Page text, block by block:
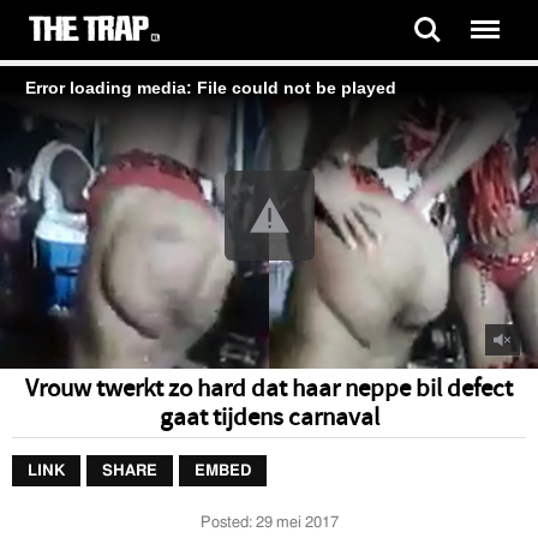
Error loading media: File could not be played
Vrouw twerkt zo hard dat haar neppe bil defect
gaat tijdens carnaval
LINK SHARE EMBED
Posted:29 mei 2017